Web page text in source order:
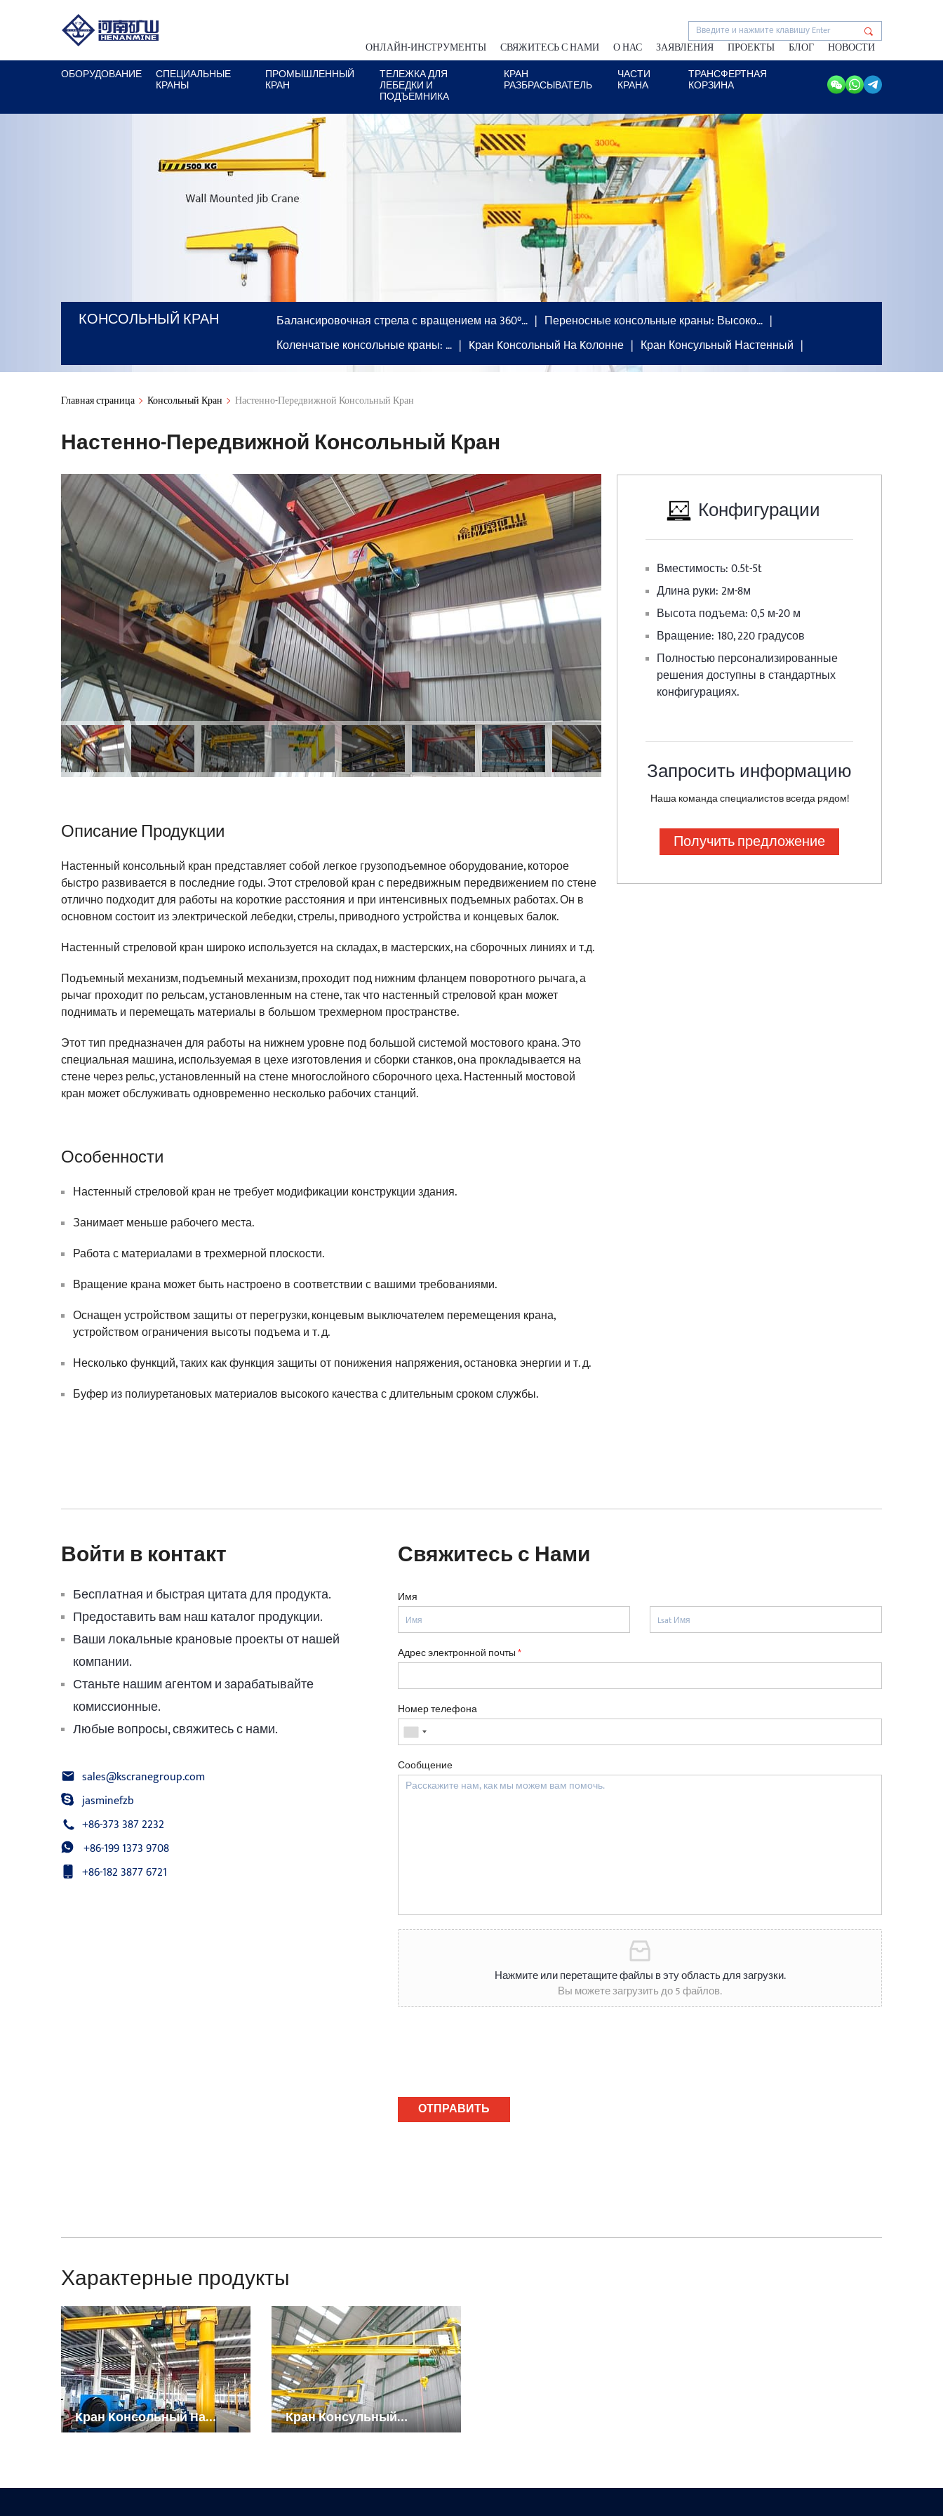
ОНЛАЙН-ИНСТРУМЕНТЫ СВЯЖИТЕСЬ С НАМИ О НАС ЗАЯВЛЕНИЯ ПРОЕКТЫ БЛОГ
НОВОСТИ
ОБОРУДОВАНИЕ
СПЕЦИАЛЬНЫЕ
КРАНЫ
ПРОМЫШЛЕННЫЙ
КРАН
ТЕЛЕЖКА ДЛЯ
ЛЕБЕДКИ И
ПОДЪЕМНИКА
КРАН
РАЗБРАСЫВАТЕЛЬ
ЧАСТИ
КРАНА
ТРАНСФЕРТНАЯ
КОРЗИНА
КОНСОЛЬНЫЙ КРАН Балансировочная стрела с вращением на 360°…
Переносные консольные краны: Высоко…
Коленчатые консольные краны: …
Kран Kонсольный Hа Kолонне Кран Консульный Настенный
Главная страница Консольный Кран Настенно-Передвижной Консольный Кран
Настенно-Передвижной Консольный Кран
Описание Продукции
Настенный консольный кран представляет собой легкое грузоподъемное оборудование, которое
быстро развивается в последние годы. Этот стреловой кран с передвижным передвижением по стене
отлично подходит для работы на короткие расстояния и при интенсивных подъемных работах. Он в
основном состоит из электрической лебедки, стрелы, приводного устройства и концевых балок.
Настенный стреловой кран широко используется на складах, в мастерских, на сборочных линиях и т.д.
Подъемный механизм, подъемный механизм, проходит под нижним фланцем поворотного рычага, а
рычаг проходит по рельсам, установленным на стене, так что настенный стреловой кран может
поднимать и перемещать материалы в большом трехмерном пространстве.
Этот тип предназначен для работы на нижнем уровне под большой системой мостового крана. Это
специальная машина, используемая в цехе изготовления и сборки станков, она прокладывается на
стене через рельс, установленный на стене многослойного сборочного цеха. Настенный мостовой
кран может обслуживать одновременно несколько рабочих станций.
Особенности
Настенный стреловой кран не требует модификации конструкции здания.
Занимает меньше рабочего места.
Работа с материалами в трехмерной плоскости.
Вращение крана может быть настроено в соответствии с вашими требованиями.
Оснащен устройством защиты от перегрузки, концевым выключателем перемещения крана,
устройством ограничения высоты подъема и т. д.
Несколько функций, таких как функция защиты от понижения напряжения, остановка энергии и т. д.
Буфер из полиуретановых материалов высокого качества с длительным сроком службы.
Конфигурации
Вместимость:0.5t-5t
Длина руки:2м-8м
Высота подъема:0,5 м-20 м
Вращение: 180, 220 градусов
Полностью персонализированные
решения доступны в стандартных
конфигурациях.
Запросить информацию
Наша команда специалистов всегда рядом!
Получить предложение
Войти в контакт
Бесплатная и быстрая цитата для продукта.
Предоставить вам наш каталог продукции.
Ваши локальные крановые проекты от нашей
компании.
Станьте нашим агентом и зарабатывайте
комиссионные.
Любые вопросы, свяжитесь с нами.
sales@kscranegroup.com
jasminefzb
+86-373 387 2232
+86-199 1373 9708
+86-182 3877 6721
Свяжитесь с Нами
Имя
Адрес электронной почты*
Номер телефона
Сообщение
Нажмите или перетащите файлы в эту область для загрузки.
Вы можете загрузить до 5 файлов.
ОТПРАВИТЬ
Характерные продукты
Kран Kонсольный Hа
Kолонне
Кран Консульный
Настенный